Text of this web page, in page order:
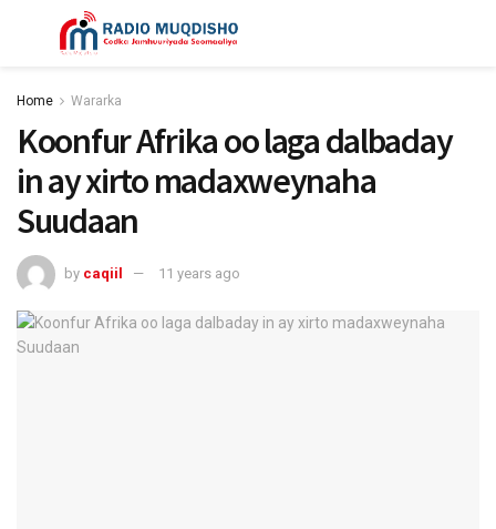
Home Wararka
Koonfur Afrika oo laga dalbaday
in ay xirto madaxweynaha
Suudaan
by caqiil 11 years ago